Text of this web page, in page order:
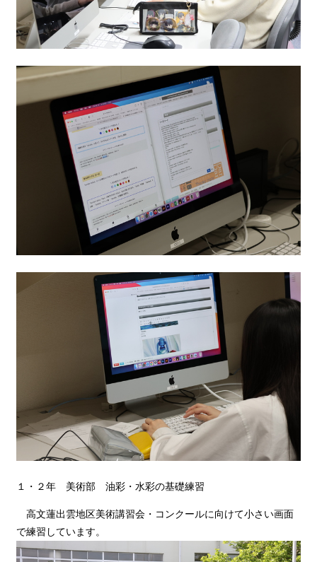
１・２年 美術部 油彩・水彩の基礎練習
高文蓮出雲地区美術講習会・コンクールに向けて小さい画面
で練習しています。